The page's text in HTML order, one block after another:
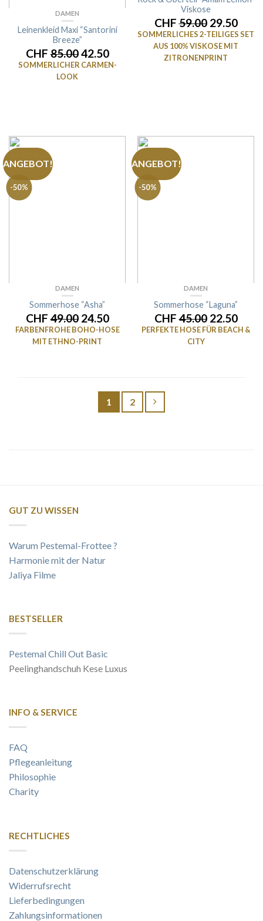
DAMEN
Leinenkleid Maxi “Santorini
Breeze”
CHF85.0042.50
SOMMERLICHER CARMEN-
LOOK
Viskose
CHF59.0029.50
SOMMERLICHES 2-TEILIGES SET
AUS 100% VISKOSE MIT
ZITRONENPRINT
-50%
ANGEBOT!
DAMEN
Sommerhose “Asha”
CHF49.0024.50
FARBENFROHE BOHO-HOSE
MIT ETHNO-PRINT
-50%
ANGEBOT!
DAMEN
Sommerhose “Laguna”
CHF45.0022.50
PERFEKTE HOSE FÜR BEACH &
CITY
1 2
GUT ZU WISSEN
Warum Pestemal-Frottee ?
Harmonie mit der Natur
Jaliya Filme
BESTSELLER
Pestemal Chill Out Basic
Peelinghandschuh Kese Luxus
INFO & SERVICE
FAQ
Pflegeanleitung
Philosophie
Charity
RECHTLICHES
Datenschutzerklärung
Widerrufsrecht
Lieferbedingungen
Zahlungsinformationen